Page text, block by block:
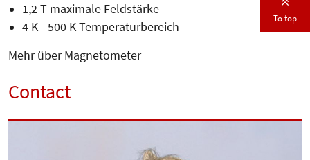
1,2 T maximale Feldstärke
4 K - 500 K Temperaturbereich
Mehr über Magnetometer
Contact
To top